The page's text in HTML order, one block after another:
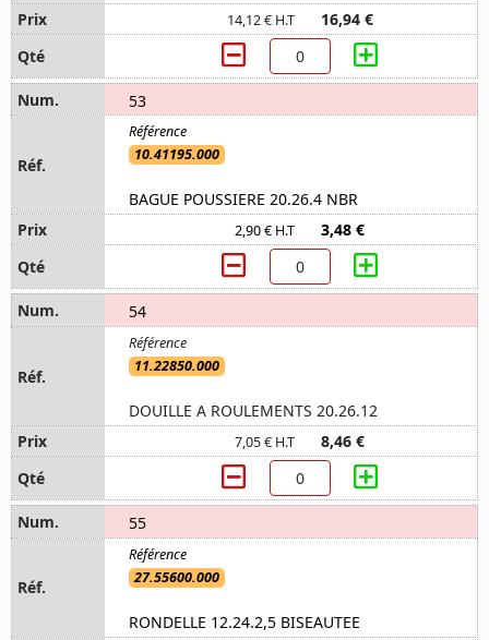
14,12 € H.T 16,94 €
53
10.41195.000
BAGUE POUSSIERE 20.26.4 NBR
2,90 € H.T 3,48 €
54
11.22850.000
DOUILLE A ROULEMENTS 20.26.12
7,05 € H.T 8,46 €
55
27.55600.000
RONDELLE 12.24.2,5 BISEAUTEE